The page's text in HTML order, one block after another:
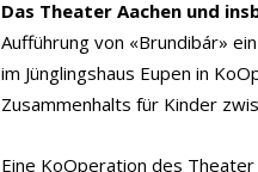
Das Theater Aachen und
Aufführung von «Brundibár»
im Jünglingshaus Eupen in
Zusammenhalts für Kinder
Eine KoOperation des